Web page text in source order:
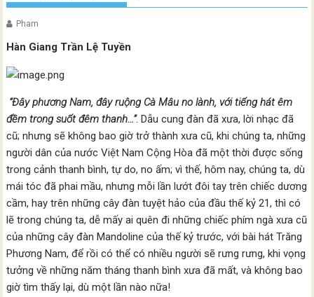
Pham
Hàn Giang Trần Lệ Tuyền
“Đây phương Nam, đây ruộng Cà Mâu no lành, với tiếng hát êm
đềm trong suốt đêm thanh…”. Dẫu cung đàn đã xưa, lời nhạc đã
cũ; nhưng sẽ không bao giờ trở thành xưa cũ, khi chúng ta, những
người dân của nước Việt Nam Cộng Hòa đã một thời được sống
trong cảnh thanh bình, tự do, no ấm; vì thế, hôm nay, chúng ta, dù
mái tóc đã phai mầu, nhưng mỗi lần lướt đôi tay trên chiếc dương
cầm, hay trên những cây đàn tuyệt hảo của đầu thế kỷ 21, thì có
lẽ trong chúng ta, dễ mấy ai quên đi những chiếc phím ngà xưa cũ
của những cây đàn Mandoline của thế kỷ trước, với bài hát Trăng
Phương Nam, để rồi có thể có nhiều người sẽ rưng rưng, khi vọng
tưởng về những năm tháng thanh bình xưa đã mất, và không bao
giờ tìm thấy lại, dù một lần nào nữa!